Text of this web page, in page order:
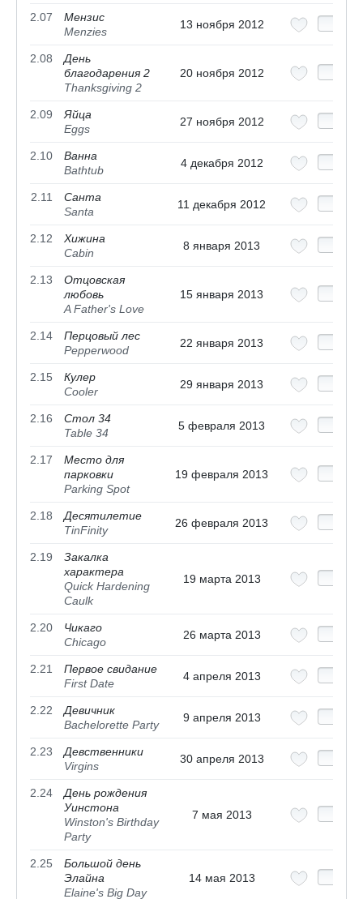
2.07
Мензис
Menzies
13 ноября 2012
2.08
День
благодарения 2
Thanksgiving 2
20 ноября 2012
2.09
Яйца
Eggs
27 ноября 2012
2.10
Ванна
Bathtub
4 декабря 2012
2.11
Санта
Santa
11 декабря 2012
2.12
Хижина
Cabin
8 января 2013
2.13
Отцовская
любовь
A Father's Love
15 января 2013
2.14
Перцовый лес
Pepperwood
22 января 2013
2.15
Кулер
Cooler
29 января 2013
2.16
Стол 34
Table 34
5 февраля 2013
2.17
Место для
парковки
Parking Spot
19 февраля 2013
2.18
Десятилетие
TinFinity
26 февраля 2013
2.19
Закалка
характера
Quick Hardening
Caulk
19 марта 2013
2.20
Чикаго
Chicago
26 марта 2013
2.21
Первое свидание
First Date
4 апреля 2013
2.22
Девичник
Bachelorette Party
9 апреля 2013
2.23
Девственники
Virgins
30 апреля 2013
2.24
День рождения
Уинстона
Winston's Birthday
Party
7 мая 2013
2.25
Большой день
Элайна
Elaine's Big Day
14 мая 2013